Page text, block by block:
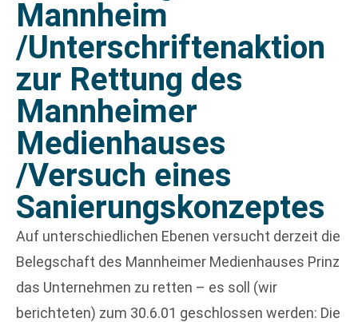
Mannheim
/Unterschriftenaktion
zur Rettung des
Mannheimer
Medienhauses
/Versuch eines
Sanierungskonzeptes
Auf unterschiedlichen Ebenen versucht derzeit die
Belegschaft des Mannheimer Medienhauses Prinz
das Unternehmen zu retten – es soll (wir
berichteten) zum 30.6.01 geschlossen werden: Die